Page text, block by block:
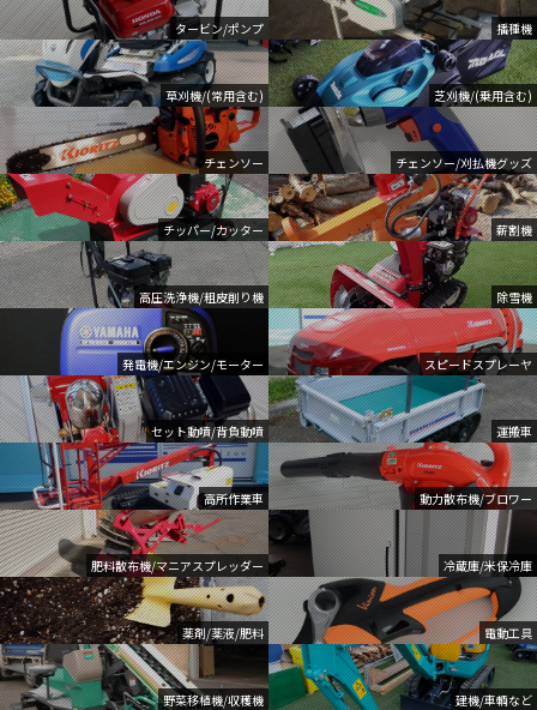
タービン/ポンプ 播種機
草刈機/(常用含む) 芝刈機/(乗用含む)
チェンソー チェンソー/刈払機グッズ
チッパー/カッター 薪割機
高圧洗浄機/粗皮削り機 除雪機
発電機/エンジン/モーター スピードスプレーヤ
セット動噴/背負動噴 運搬車
高所作業車 動力散布機/ブロワー
肥料散布機/マニアスプレッダー 冷蔵庫/米保冷庫
薬剤/薬液/肥料 電動工具
野菜移植機/収穫機 建機/車輌など